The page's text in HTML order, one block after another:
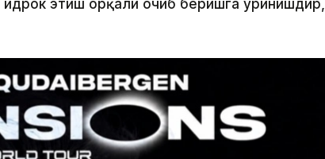
идрок этиш орқали очиб беришга уринишдир,